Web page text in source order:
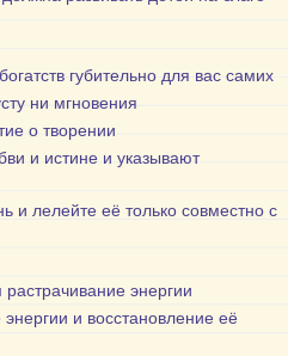
губительно для вас самих
ни мгновения
о творении
и истине и указывают
и лелейте её только совместно с
энергии
и восстановление её